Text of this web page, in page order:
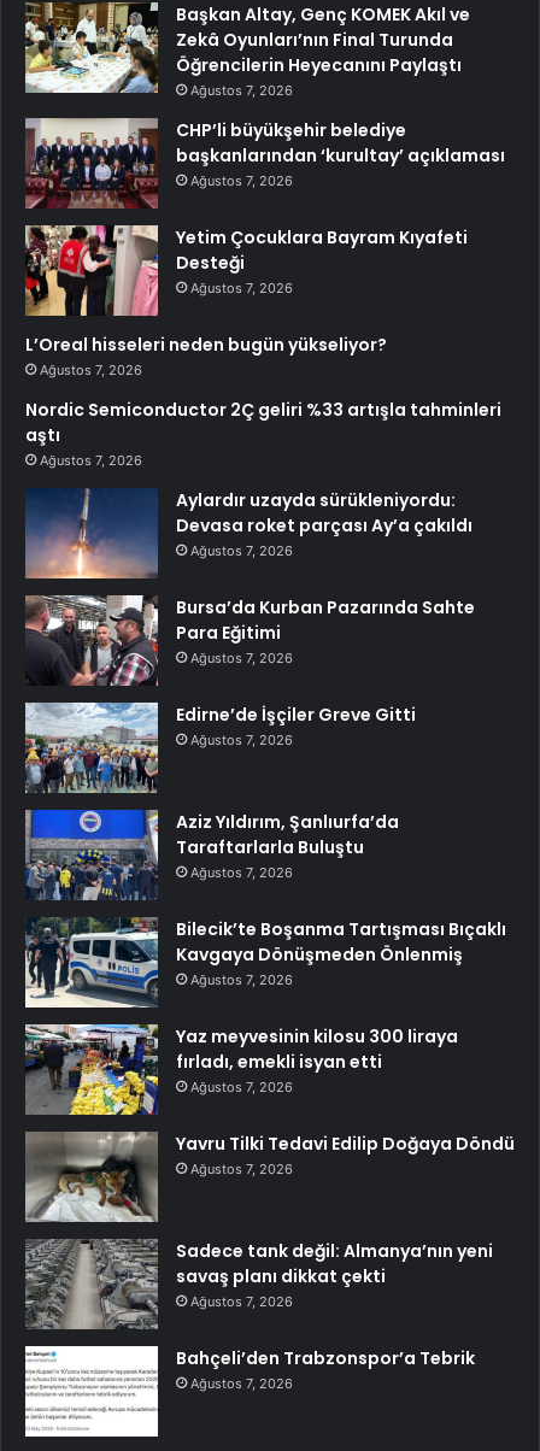
Başkan Altay, Genç KOMEK Akıl ve
Zekâ Oyunları’nın Final Turunda
Öğrencilerin Heyecanını Paylaştı
Ağustos 7, 2026
CHP’li büyükşehir belediye
başkanlarından ‘kurultay’ açıklaması
Ağustos 7, 2026
Yetim Çocuklara Bayram Kıyafeti
Desteği
Ağustos 7, 2026
L’Oreal hisseleri neden bugün yükseliyor?
Ağustos 7, 2026
Nordic Semiconductor 2Ç geliri %33 artışla tahminleri
aştı
Ağustos 7, 2026
Aylardır uzayda sürükleniyordu:
Devasa roket parçası Ay’a çakıldı
Ağustos 7, 2026
Bursa’da Kurban Pazarında Sahte
Para Eğitimi
Ağustos 7, 2026
Edirne’de İşçiler Greve Gitti
Ağustos 7, 2026
Aziz Yıldırım, Şanlıurfa’da
Taraftarlarla Buluştu
Ağustos 7, 2026
Bilecik’te Boşanma Tartışması Bıçaklı
Kavgaya Dönüşmeden Önlenmiş
Ağustos 7, 2026
Yaz meyvesinin kilosu 300 liraya
fırladı, emekli isyan etti
Ağustos 7, 2026
Yavru Tilki Tedavi Edilip Doğaya Döndü
Ağustos 7, 2026
Sadece tank değil: Almanya’nın yeni
savaş planı dikkat çekti
Ağustos 7, 2026
Bahçeli’den Trabzonspor’a Tebrik
Ağustos 7, 2026